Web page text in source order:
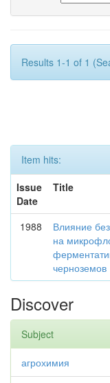
Results 1-1 of 1
Item hits:
Issue
Date
Title
1988
Влияние
на
черноземов
Discover
Subject
агрохимия